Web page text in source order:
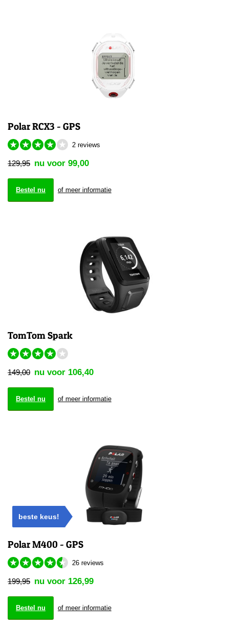
Polar RCX3 - GPS
★ ★ ★ ★ ★ 2 reviews
129,95 nu voor 99,00
Bestel nu of meer informatie
TomTom Spark
★ ★ ★ ★ ★
149,00 nu voor 106,40
Bestel nu of meer informatie
beste keus!
Polar M400 - GPS
★ ★ ★ ★ ★ 26 reviews
199,95 nu voor 126,99
Bestel nu of meer informatie